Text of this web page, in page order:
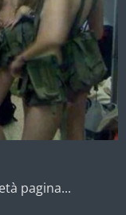
pagina...